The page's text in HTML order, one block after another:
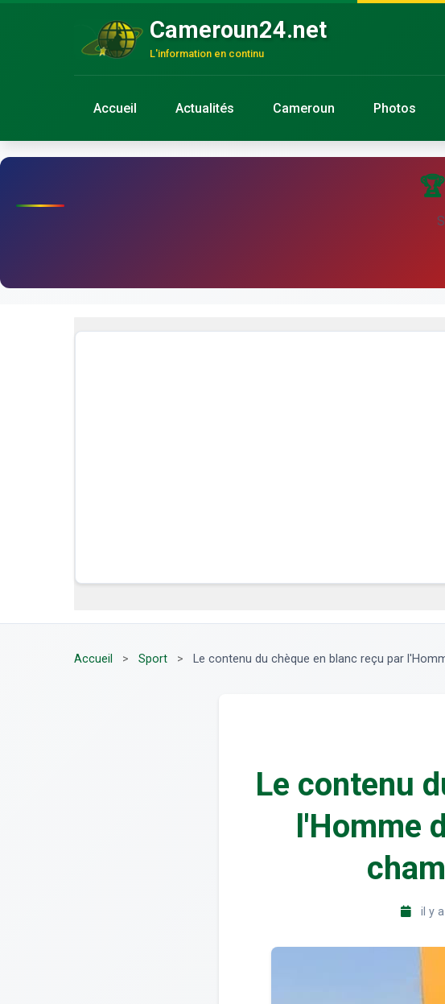
Cameroun24.net
L'information en continu
Accueil Actualités Cameroun Photos
Accueil > Sport > Le contenu du chèque en blanc reçu par
Le contenu
l'Homme
il y